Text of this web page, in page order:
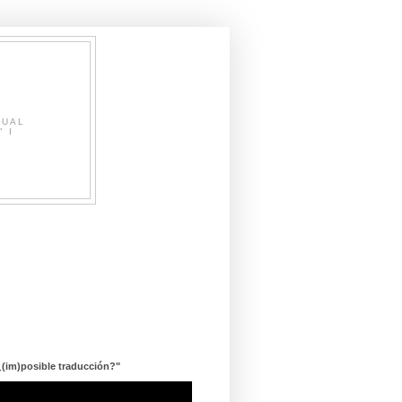
I
traducción?"